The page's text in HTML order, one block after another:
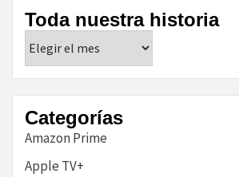
Toda nuestra historia
nuestra
historia
Categorías
Amazon Prime
Apple TV+